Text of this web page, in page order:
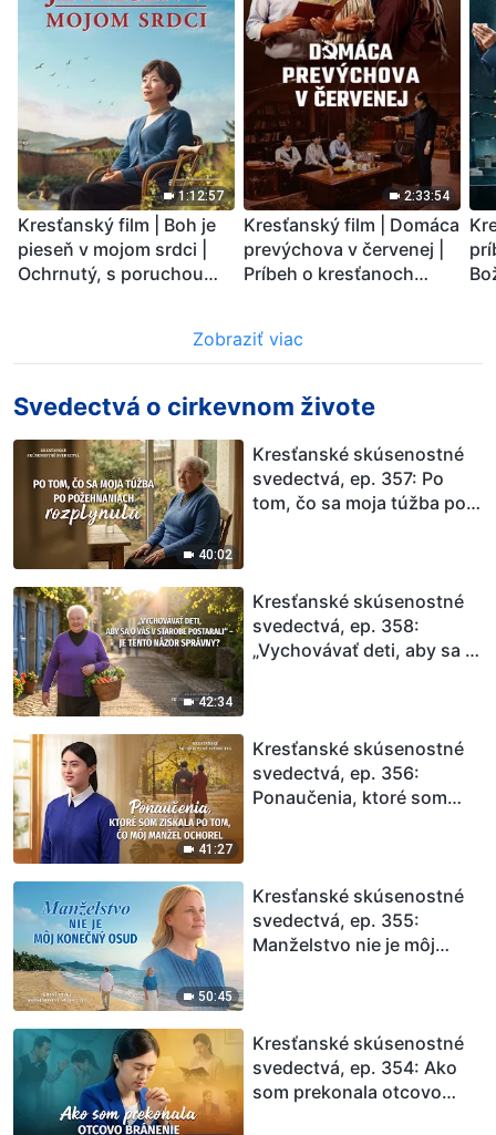
1:12:57
Kresťanský film | Boh je
pieseň v mojom srdci |
Ochrnutý, s poruchou
2:33:54
Kresťanský film | Domáca
prevýchova v červenej |
Príbeh o kresťanoch
Zobraziť viac
Svedectvá o cirkevnom živote
40:02
Kresťanské skúsenostné
svedectvá, ep. 357: Po
tom, čo sa moja túžba po
42:34
Kresťanské skúsenostné
svedectvá, ep. 358:
„Vychovávať deti, aby sa o
41:27
Kresťanské skúsenostné
svedectvá, ep. 356:
Ponaučenia, ktoré som
50:45
Kresťanské skúsenostné
svedectvá, ep. 355:
Manželstvo nie je môj
Kresťanské skúsenostné
svedectvá, ep. 354: Ako
som prekonala otcovo